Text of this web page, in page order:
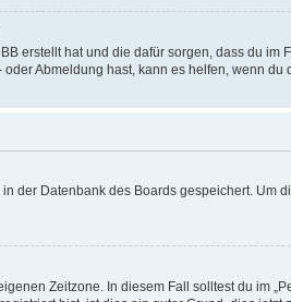
erstellt hat und die dafür sorgen, dass du
Abmeldung hast, kann es helfen, wenn du
der Datenbank des Boards gespeichert. Um
Zeitzone. In diesem Fall solltest du im